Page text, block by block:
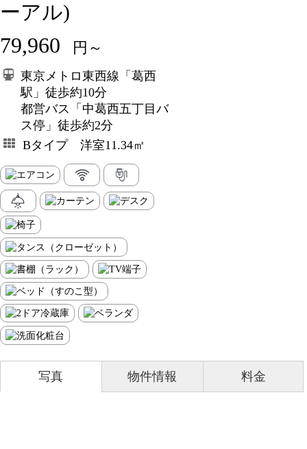
ーアル)
79,960 円～
東京メトロ東西線「葛西
駅」徒歩約10分
都営バス「中葛西五丁目バ
ス停」徒歩約2分
Bタイプ 洋室11.34㎡
写真 物件情報 料金